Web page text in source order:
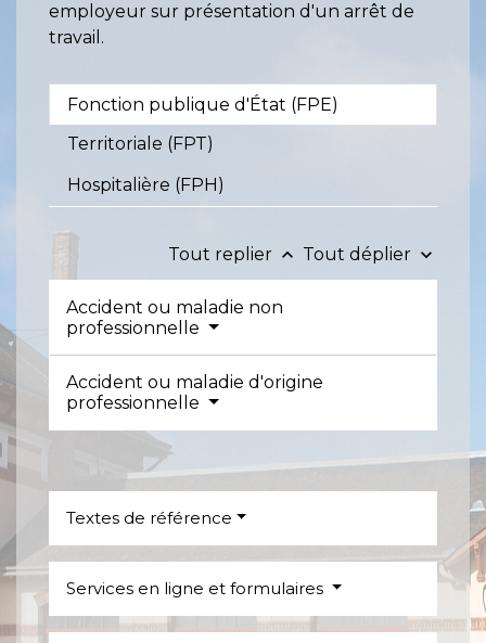
employeur sur présentation d'un arrêt de
travail.
Fonction publique d'État (FPE)
Territoriale (FPT)
Hospitalière (FPH)
Tout replier keyboard_arrow_up Tout déplier keyboard_arrow_down
Accident ou maladie non
professionnelle
Accident ou maladie d'origine
professionnelle
Textes de référence
Services en ligne et formulaires